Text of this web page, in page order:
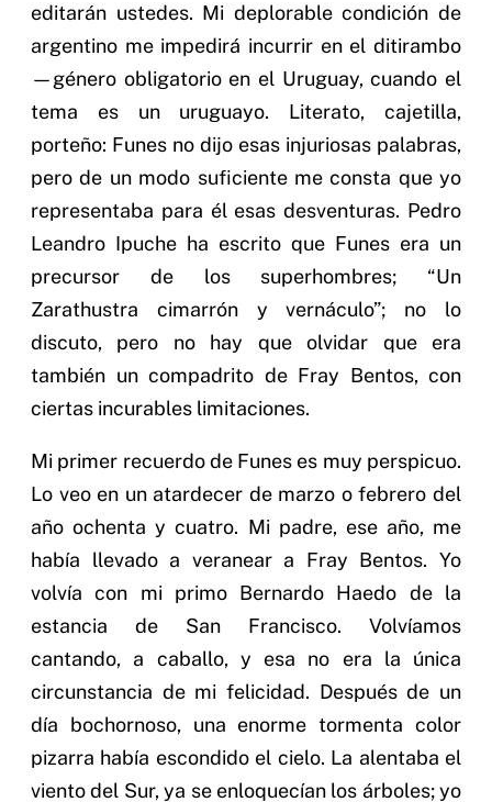
editarán ustedes. Mi deplorable condición de
argentino me impedirá incurrir en el ditirambo
—género obligatorio en el Uruguay, cuando el
tema es un uruguayo. Literato, cajetilla,
porteño: Funes no dijo esas injuriosas palabras,
pero de un modo suficiente me consta que yo
representaba para él esas desventuras. Pedro
Leandro Ipuche ha escrito que Funes era un
precursor de los superhombres; “Un
Zarathustra cimarrón y vernáculo”; no lo
discuto, pero no hay que olvidar que era
también un compadrito de Fray Bentos, con
ciertas incurables limitaciones.
Mi primer recuerdo de Funes es muy perspicuo.
Lo veo en un atardecer de marzo o febrero del
año ochenta y cuatro. Mi padre, ese año, me
había llevado a veranear a Fray Bentos. Yo
volvía con mi primo Bernardo Haedo de la
estancia de San Francisco. Volvíamos
cantando, a caballo, y esa no era la única
circunstancia de mi felicidad. Después de un
día bochornoso, una enorme tormenta color
pizarra había escondido el cielo. La alentaba el
viento del Sur, ya se enloquecían los árboles; yo